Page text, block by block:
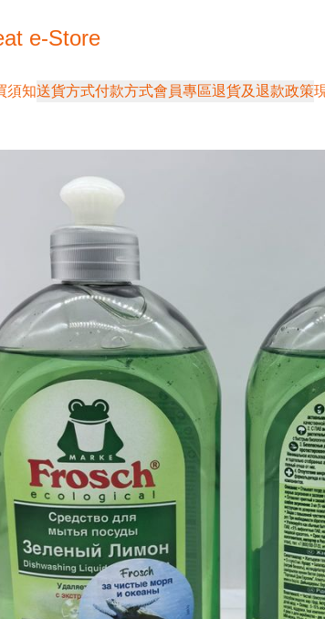
e-Store
須知送貨方式付款方式會員專區退貨及退款政策